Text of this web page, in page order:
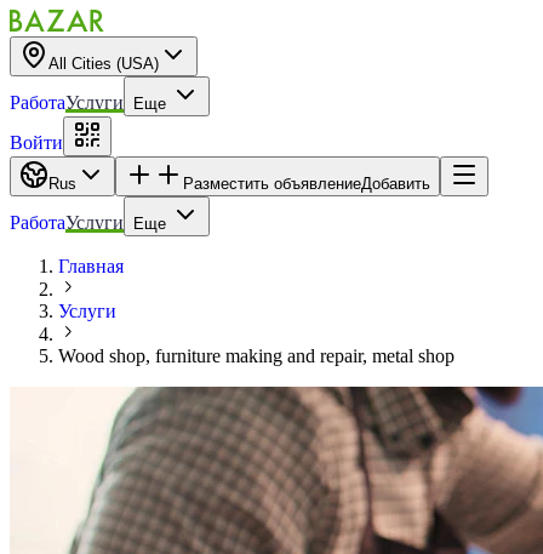
All Cities (USA)
РаботаУслуги Еще
Войти
Rus Разместить объявлениеДобавить
РаботаУслуги Еще
Главная
Услуги
Wood shop, furniture making and repair, metal shop